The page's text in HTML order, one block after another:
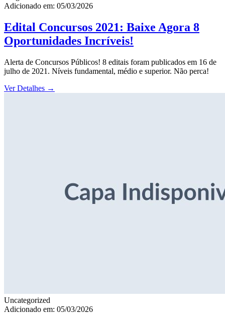
Adicionado em: 05/03/2026
Edital Concursos 2021: Baixe Agora 8
Oportunidades Incríveis!
Alerta de Concursos Públicos! 8 editais foram publicados em 16 de
julho de 2021. Níveis fundamental, médio e superior. Não perca!
Ver Detalhes →
Uncategorized
Adicionado em: 05/03/2026